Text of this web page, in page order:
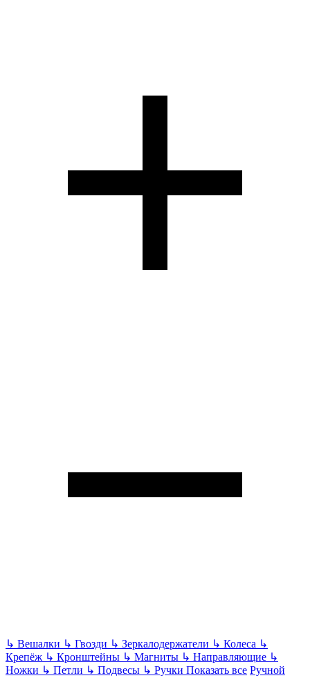
↳ Вешалки ↳ Гвозди ↳ Зеркалодержатели ↳ Колеса ↳
Крепёж ↳ Кронштейны ↳ Магниты ↳ Направляющие ↳
Ножки ↳ Петли ↳ Подвесы ↳ Ручки Показать все Ручной